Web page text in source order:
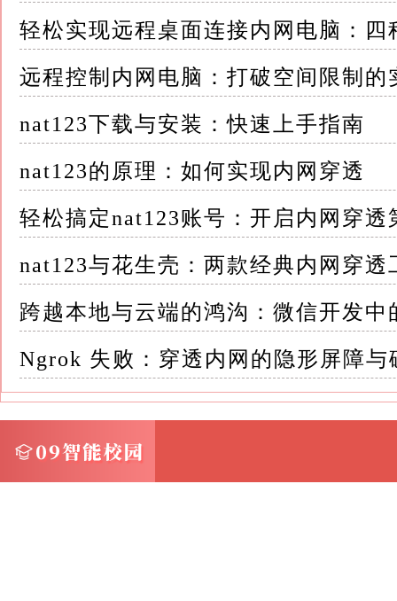
轻松实现远程桌面连接内网电脑：四
远程控制内网电脑：打破空间限制的
nat123下载与安装：快速上手指南
nat123的原理：如何实现内网穿透
轻松搞定nat123账号：开启内网穿透
nat123与花生壳：两款经典内网穿透
跨越本地与云端的鸿沟：微信开发
Ngrok 失败：穿透内网的隐形屏障与